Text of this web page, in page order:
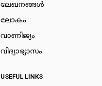
ലേഖനങ്ങള്‍
ലോകം
വാണിജ്യം
വിദ്യാഭ്യാസം
USEFUL LINKS